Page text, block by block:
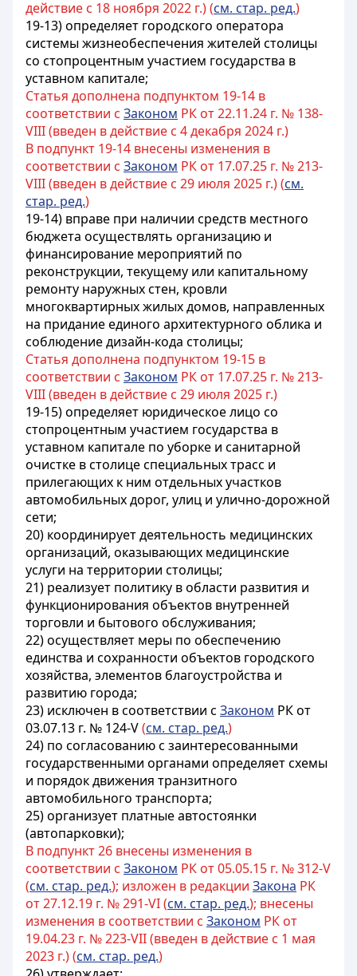
действие с 18 ноября 2022 г.) (см. стар. ред.)
19-13) определяет городского оператора
системы жизнеобеспечения жителей столицы
со стопроцентным участием государства в
уставном капитале;
Статья дополнена подпунктом 19-14 в
соответствии с Законом РК от 22.11.24 г. № 138-
VIII (введен в действие с 4 декабря 2024 г.)
В подпункт 19-14 внесены изменения в
соответствии с Законом РК от 17.07.25 г. № 213-
VIII (введен в действие с 29 июля 2025 г.) (см.
стар. ред.)
19-14) вправе при наличии средств местного
бюджета осуществлять организацию и
финансирование мероприятий по
реконструкции, текущему или капитальному
ремонту наружных стен, кровли
многоквартирных жилых домов, направленных
на придание единого архитектурного облика и
соблюдение дизайн-кода столицы;
Статья дополнена подпунктом 19-15 в
соответствии с Законом РК от 17.07.25 г. № 213-
VIII (введен в действие с 29 июля 2025 г.)
19-15) определяет юридическое лицо со
стопроцентным участием государства в
уставном капитале по уборке и санитарной
очистке в столице специальных трасс и
прилегающих к ним отдельных участков
автомобильных дорог, улиц и улично-дорожной
сети;
20) координирует деятельность медицинских
организаций, оказывающих медицинские
услуги на территории столицы;
21) реализует политику в области развития и
функционирования объектов внутренней
торговли и бытового обслуживания;
22) осуществляет меры по обеспечению
единства и сохранности объектов городского
хозяйства, элементов благоустройства и
развитию города;
23) исключен в соответствии с Законом РК от
03.07.13 г. № 124-V(см. стар. ред.)
24) по согласованию с заинтересованными
государственными органами определяет схемы
и порядок движения транзитного
автомобильного транспорта;
25) организует платные автостоянки
(автопарковки);
В подпункт 26 внесены изменения в
соответствии с Законом РК от 05.05.15 г. № 312-V
(см. стар. ред.); изложен в редакции Закона РК
от 27.12.19 г. № 291-VI (см. стар. ред.); внесены
изменения в соответствии с Законом РК от
19.04.23 г. № 223-VII (введен в действие с 1 мая
2023 г.) (см. стар. ред.)